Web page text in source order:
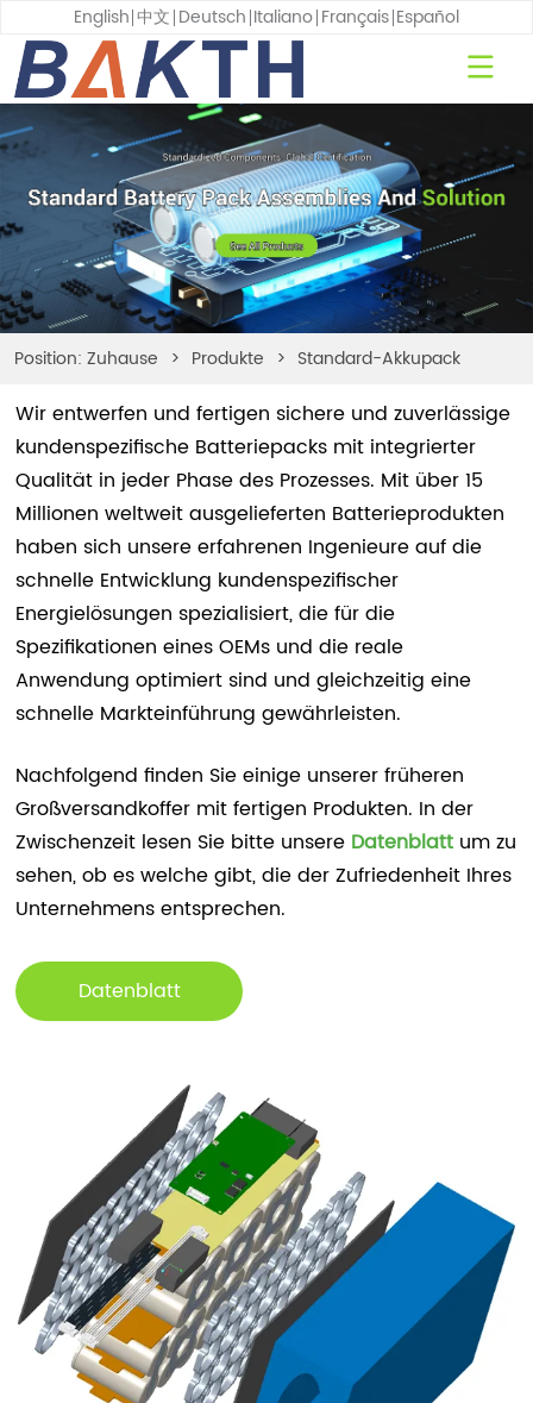
English 中文 Deutsch Italiano Français Español
Position: Zuhause > Produkte > Standard-Akkupack
Wir entwerfen und fertigen sichere und zuverlässige
kundenspezifische Batteriepacks mit integrierter
Qualität in jeder Phase des Prozesses. Mit über 15
Millionen weltweit ausgelieferten Batterieprodukten
haben sich unsere erfahrenen Ingenieure auf die
schnelle Entwicklung kundenspezifischer
Energielösungen spezialisiert, die für die
Spezifikationen eines OEMs und die reale
Anwendung optimiert sind und gleichzeitig eine
schnelle Markteinführung gewährleisten.
Nachfolgend finden Sie einige unserer früheren
Großversandkoffer mit fertigen Produkten. In der
Zwischenzeit lesen Sie bitte unsere Datenblatt um zu
sehen, ob es welche gibt, die der Zufriedenheit Ihres
Unternehmens entsprechen.
Datenblatt